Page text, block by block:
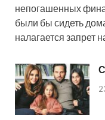
непогашенных
были бы сидеть
налагается запрет